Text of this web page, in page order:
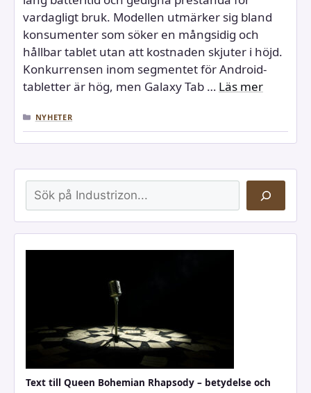
vardagligt bruk. Modellen utmärker sig bland
konsumenter som söker en mångsidig och
hållbar tablet utan att kostnaden skjuter i höjd.
Konkurrensen inom segmentet för Android-
tabletter är hög, men Galaxy Tab … Läs mer
KATEGORIER
NYHETER
Sök
Text till Queen Bohemian Rhapsody – betydelse och